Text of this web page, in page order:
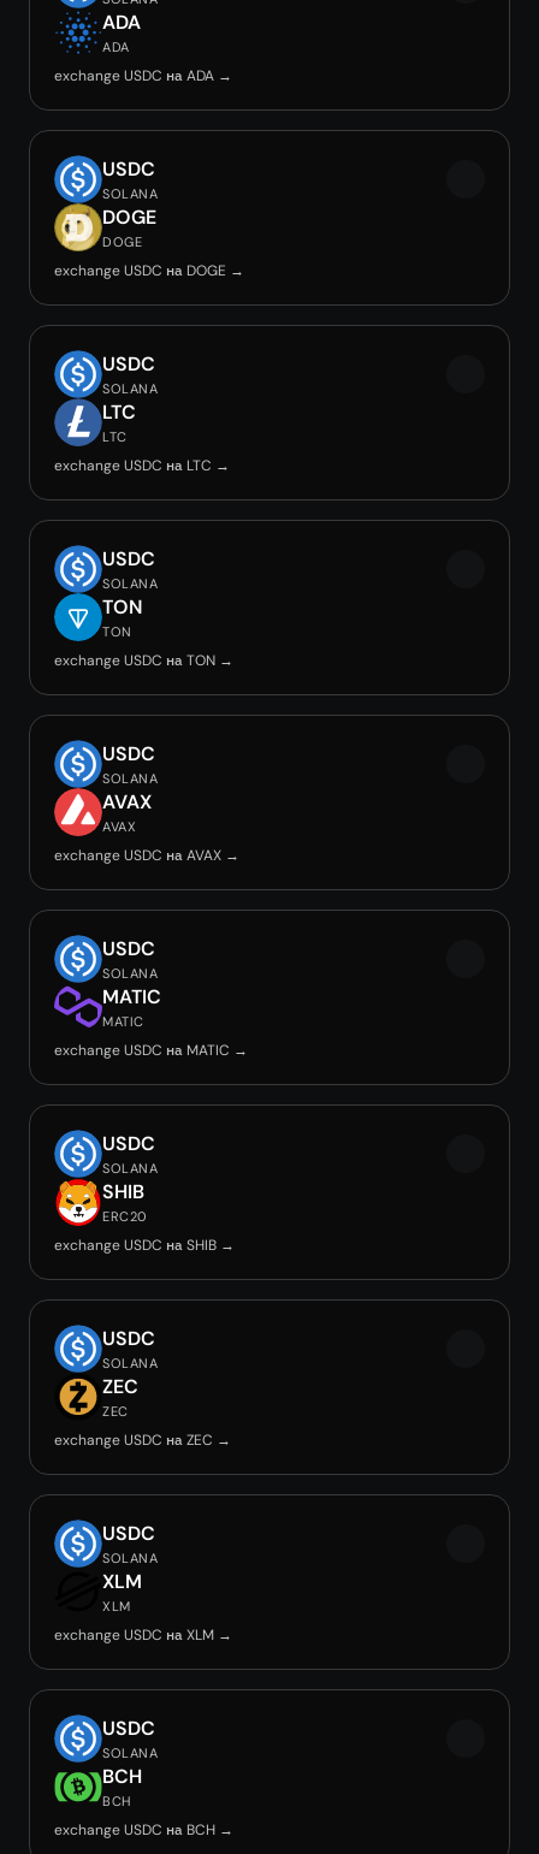
ADA
ADA
exchange USDC на ADA →
USDC
SOLANA
DOGE
DOGE
exchange USDC на DOGE →
USDC
SOLANA
LTC
LTC
exchange USDC на LTC →
USDC
SOLANA
TON
TON
exchange USDC на TON →
USDC
SOLANA
AVAX
AVAX
exchange USDC на AVAX →
USDC
SOLANA
MATIC
MATIC
exchange USDC на MATIC →
USDC
SOLANA
SHIB
ERC20
exchange USDC на SHIB →
USDC
SOLANA
ZEC
ZEC
exchange USDC на ZEC →
USDC
SOLANA
XLM
XLM
exchange USDC на XLM →
USDC
SOLANA
BCH
BCH
exchange USDC на BCH →